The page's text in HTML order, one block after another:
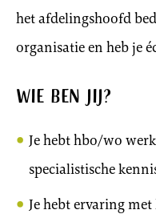
het afdelingshoofd
organisatie en heb je
Wie ben jij?
Je hebt hbo/wo
specialistische
Je hebt ervaring